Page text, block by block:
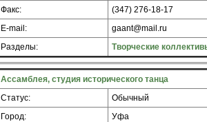
Факс:
(347) 276-18-17
E-mail:
gaant@mail.ru
Разделы:
Творческие
Ассамблея, студия исторического танца
Статус:
Обычный
Город:
Уфа